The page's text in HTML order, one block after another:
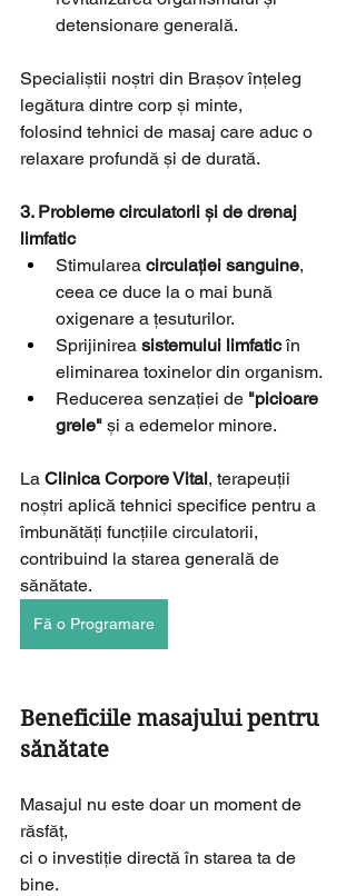
detensionare generală.
Specialiștii noștri din Brașov înțeleg
legătura dintre corp și minte,
folosind tehnici de masaj care aduc o
relaxare profundă și de durată.
3. Probleme circulatorii și de drenaj
limfatic
Stimularea circulației sanguine,
ceea ce duce la o mai bună
oxigenare a țesuturilor.
Sprijinirea sistemului limfatic în
eliminarea toxinelor din organism.
Reducerea senzației de "picioare
grele" și a edemelor minore.
La Clinica Corpore Vital, terapeuții
noștri aplică tehnici specifice pentru a
îmbunătăți funcțiile circulatorii,
contribuind la starea generală de
sănătate.
Fă o Programare
Beneficiile masajului pentru
sănătate
Masajul nu este doar un moment de
răsfăț,
ci o investiție directă în starea ta de
bine.